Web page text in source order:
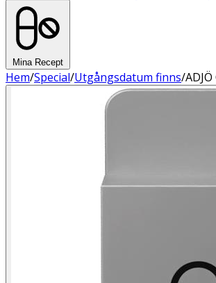
Mina Recept
Hem/Special/Utgångsdatum finns/ADJÖ